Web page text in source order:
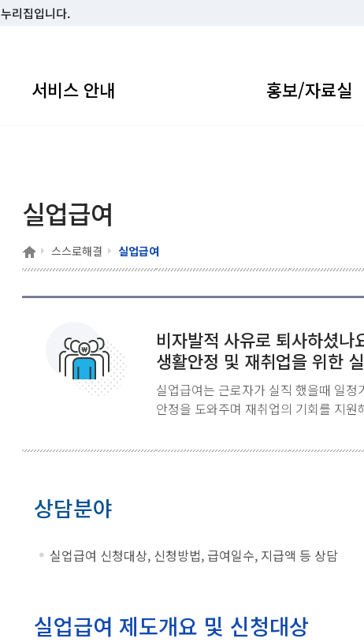
리집입니다.
서비스 안내 홍보/자료실
실업급여
홈 스스로해결 실업급여
비자발적 사유로 퇴사하셨나
생활안정 및 재취업을 위한
실업급여는 근로자가 실직 했을때 일
안정을 도와주며 재취업의 기회를 지원
상담분야
실업급여 신청대상, 신청방법, 급여일수, 지급액 등 상담
실업급여 제도개요 및 신청대상